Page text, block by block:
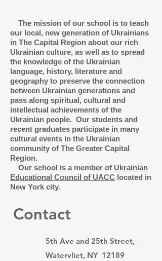
The mission of our school is to teach
our local, new generation of Ukrainians
in The Capital Region about our rich
Ukrainian culture, as well as to spread
the knowledge of the Ukrainian
language, history, literature and
geography to preserve the connection
between Ukrainian generations and
pass along spiritual, cultural and
intellectual achievements of the
Ukrainian people. Our students and
recent graduates participate in many
cultural events in the Ukrainian
community of The Greater Capital
Region.
Our school is a member of Ukrainian
Educational Council of UACC located in
New York city.
Contact
5th Ave and 25th Street,
Watervliet, NY 12189